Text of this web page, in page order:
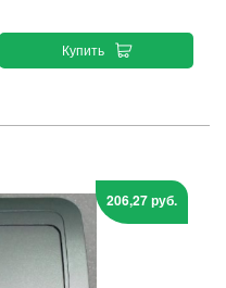
Купить
206,27 руб.